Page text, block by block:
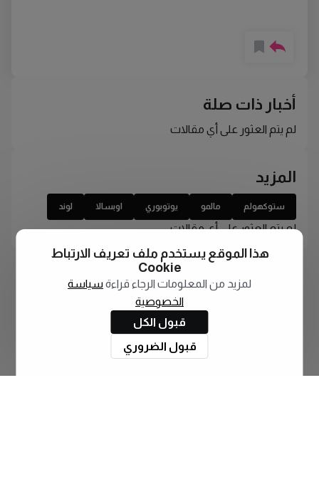
أخبار ذات صلة
لم يتم العثور على أي مقالات
المزيد
ستوكهولم مالمو يوتوبوري اوبسالا لوند
لم يتم العثور على أي مقالات
هذا الموقع يستخدم ملف تعريف الارتباط
Cookie
لمزيد من المعلومات الرجاء قراءة سياسة
الخصوصية
قبول الكل
قبول الضروري